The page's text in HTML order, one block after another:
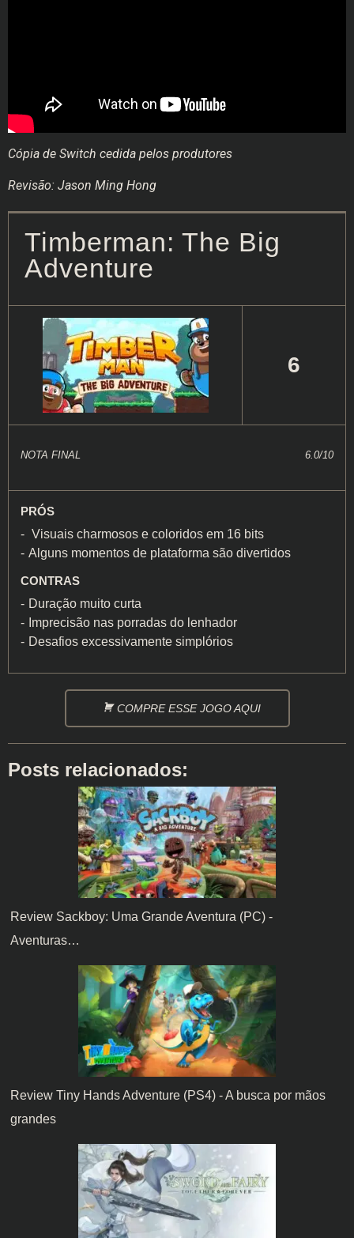
Cópia de Switch cedida pelos produtores
Revisão: Jason Ming Hong
Timberman: The Big
Adventure
6
NOTA FINAL 6.0/10
PRÓS
Visuais charmosos e coloridos em 16 bits
Alguns momentos de plataforma são divertidos
CONTRAS
Duração muito curta
Imprecisão nas porradas do lenhador
Desafios excessivamente simplórios
COMPRE ESSE JOGO AQUI
Posts relacionados:
Review Sackboy: Uma Grande Aventura (PC) -
Aventuras…
Review Tiny Hands Adventure (PS4) - A busca por mãos
grandes